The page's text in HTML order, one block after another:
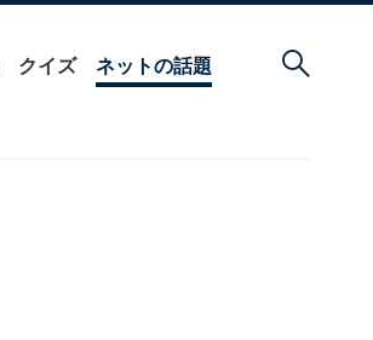
クイズ ネットの話題